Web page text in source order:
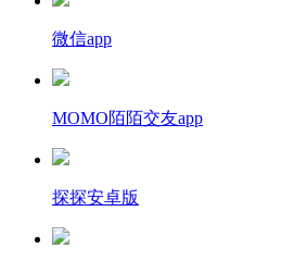
微信app
MOMO陌陌交友app
探探安卓版